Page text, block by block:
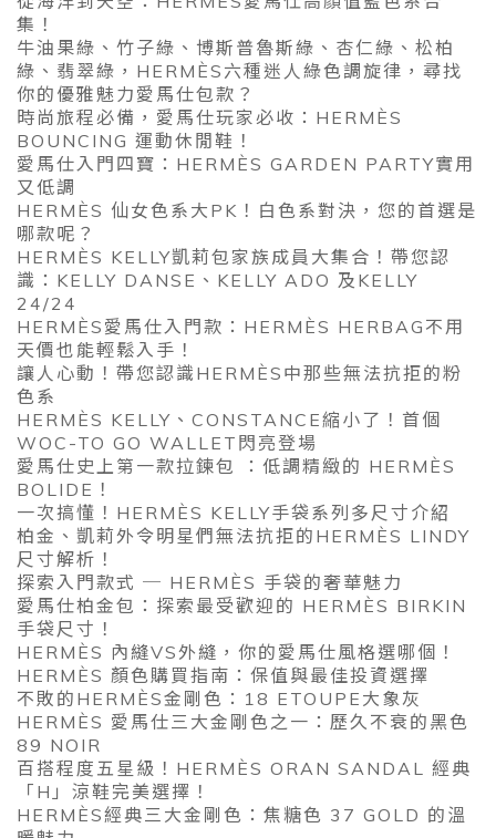
集！
牛油果綠、竹子綠、博斯普魯斯綠、杏仁綠、松柏
綠、翡翠綠，HERMÈS六種迷人綠色調旋律，尋找
你的優雅魅力愛馬仕包款？
時尚旅程必備，愛馬仕玩家必收：HERMÈS
BOUNCING 運動休閒鞋！
愛馬仕入門四寶：HERMÈS GARDEN PARTY實用
又低調
HERMÈS 仙女色系大PK！白色系對決，您的首選是
哪款呢？
HERMÈS KELLY凱莉包家族成員大集合！帶您認
識：KELLY DANSE、KELLY ADO 及KELLY
24/24
HERMÈS愛馬仕入門款：HERMÈS HERBAG不用
天價也能輕鬆入手！
讓人心動！帶您認識HERMÈS中那些無法抗拒的粉
色系
HERMÈS KELLY、CONSTANCE縮小了！首個
WOC-TO GO WALLET閃亮登場
愛馬仕史上第一款拉鍊包 ：低調精緻的 HERMÈS
BOLIDE！
一次搞懂！HERMÈS KELLY手袋系列多尺寸介紹
柏金、凱莉外令明星們無法抗拒的HERMÈS LINDY
尺寸解析！
探索入門款式 ─ HERMÈS 手袋的奢華魅力
愛馬仕柏金包：探索最受歡迎的 HERMÈS BIRKIN
手袋尺寸！
HERMÈS 內縫VS外縫，你的愛馬仕風格選哪個！
HERMÈS 顏色購買指南：保值與最佳投資選擇
不敗的HERMÈS金剛色：18 ETOUPE大象灰
HERMÈS 愛馬仕三大金剛色之一：歷久不衰的黑色
89 NOIR
百搭程度五星級！HERMÈS ORAN SANDAL 經典
「H」涼鞋完美選擇！
HERMÈS經典三大金剛色：焦糖色 37 GOLD 的溫